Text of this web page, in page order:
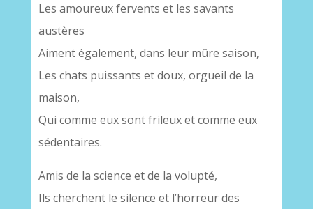
Les amoureux fervents et les savants
austères
Aiment également, dans leur mûre saison,
Les chats puissants et doux, orgueil de la
maison,
Qui comme eux sont frileux et comme eux
sédentaires.
Amis de la science et de la volupté,
Ils cherchent le silence et l’horreur des